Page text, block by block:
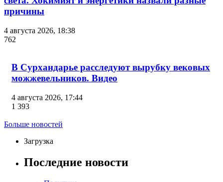
причины
4 августа 2026, 18:38
762
В Сурхандарье расследуют вырубку вековых
можжевельников. Видео
4 августа 2026, 17:44
1 393
Больше новостей
Загрузка
Последние новости